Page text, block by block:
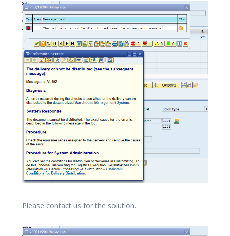
Please contact us for the solution.